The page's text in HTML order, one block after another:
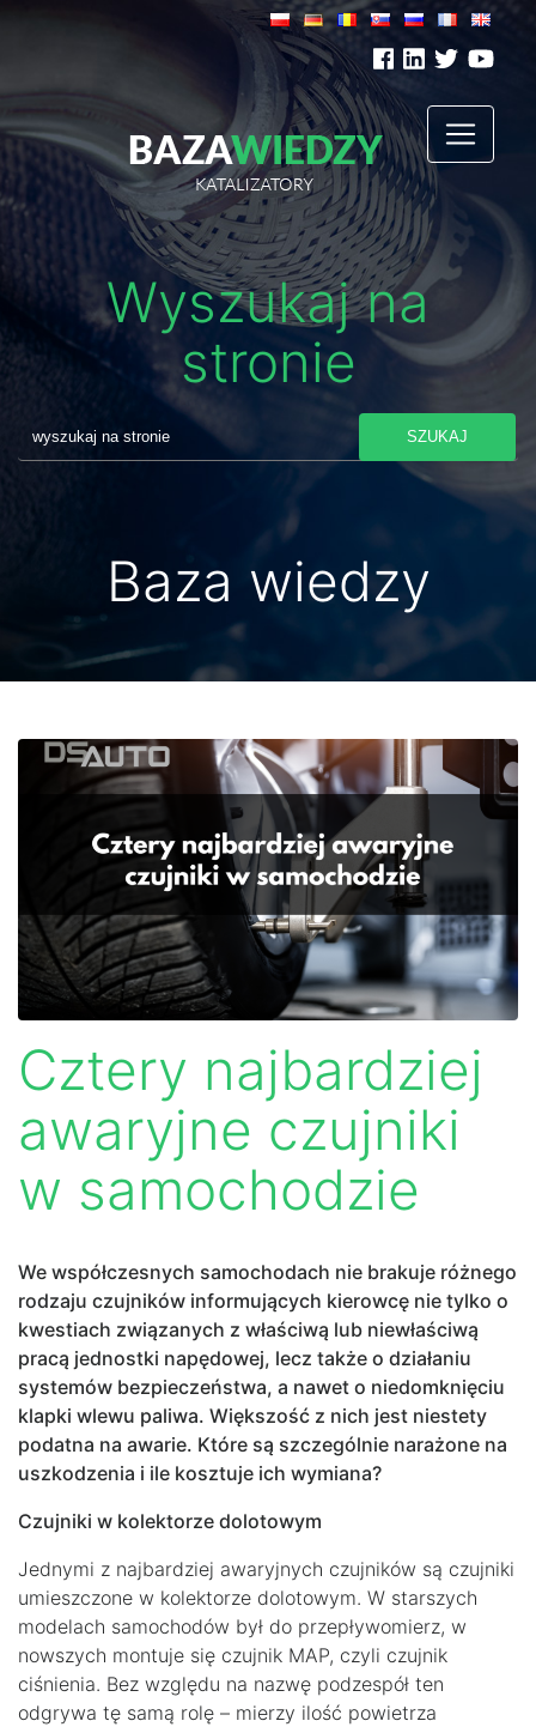
Wyszukaj na
stronie
SZUKAJ
Baza wiedzy
Cztery najbardziej
awaryjne czujniki
w samochodzie
We współczesnych samochodach nie brakuje różnego
rodzaju czujników informujących kierowcę nie tylko o
kwestiach związanych z właściwą lub niewłaściwą
pracą jednostki napędowej, lecz także o działaniu
systemów bezpieczeństwa, a nawet o niedomknięciu
klapki wlewu paliwa. Większość z nich jest niestety
podatna na awarie. Które są szczególnie narażone na
uszkodzenia i ile kosztuje ich wymiana?
Czujniki w kolektorze dolotowym
Jednymi z najbardziej awaryjnych czujników są czujniki
umieszczone w kolektorze dolotowym. W starszych
modelach samochodów był do przepływomierz, w
nowszych montuje się czujnik MAP, czyli czujnik
ciśnienia. Bez względu na nazwę podzespół ten
odgrywa tę samą rolę – mierzy ilość powietrza